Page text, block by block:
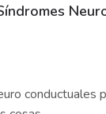
conductuales